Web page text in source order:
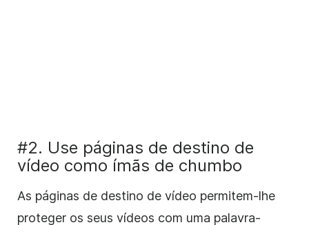
#2. Use páginas de destino de
vídeo como ímãs de chumbo
As páginas de destino de vídeo permitem-lhe
proteger os seus vídeos com uma palavra-